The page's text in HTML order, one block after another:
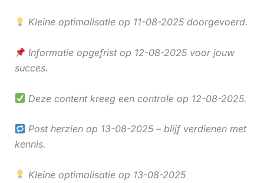
Kleine optimalisatie op 11-08-2025 doorgevoerd.
Informatie opgefrist op 12-08-2025 voor jouw
succes.
Deze content kreeg een controle op 12-08-2025.
Post herzien op 13-08-2025 – blijf verdienen met
kennis.
Kleine optimalisatie op 13-08-2025